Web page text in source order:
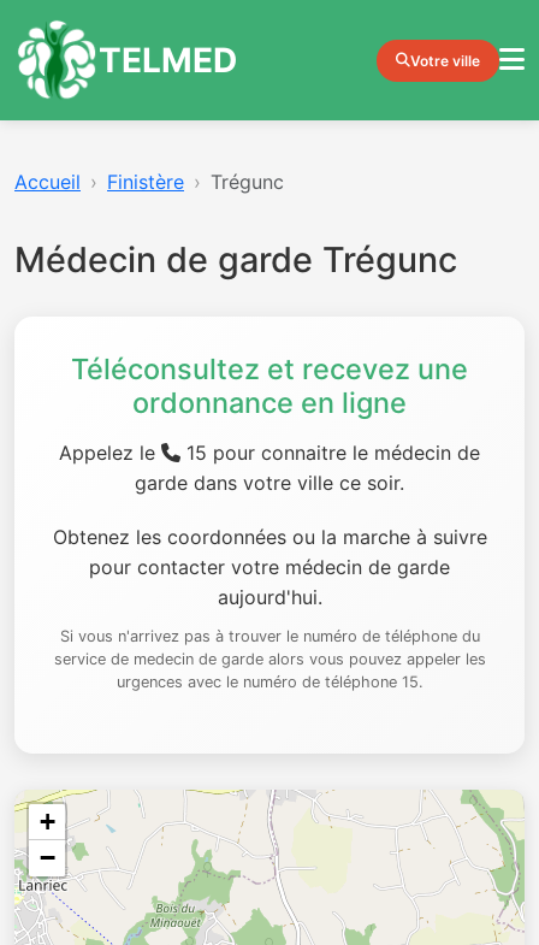
TELMED Votre ville
Accueil Finistère Trégunc
Médecin de garde Trégunc
Téléconsultez et recevez une
ordonnance en ligne
Appelez le
15 pour connaitre le médecin de
garde dans votre ville ce soir.
Obtenez les coordonnées ou la marche à suivre
pour contacter votre médecin de garde
aujourd'hui.
Si vous n'arrivez pas à trouver le numéro de téléphone du
service de medecin de garde alors vous pouvez appeler les
urgences avec le numéro de téléphone 15.
+
−